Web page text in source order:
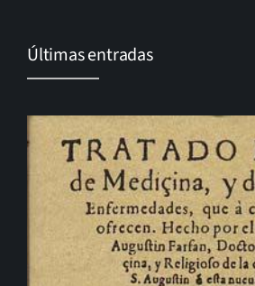
Últimas entradas
El cambio que